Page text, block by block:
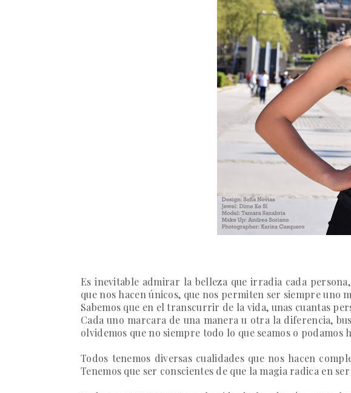
Es inevitable admirar la belleza que irradia cada
que nos hacen únicos, que nos permiten ser siempre uno
Sabemos que en el transcurrir de la vida, unas cuantas
Cada uno marcara de una manera u otra la diferencia,
olvidemos que no siempre todo lo que seamos o podamos
Todos tenemos diversas cualidades que nos hacen
Tenemos que ser conscientes de que la magia radica en